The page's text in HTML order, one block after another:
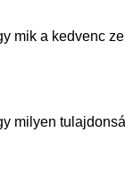
mik a kedvenc
milyen